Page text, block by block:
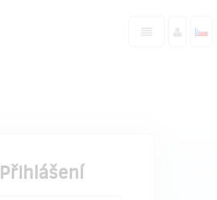
Přihlášení